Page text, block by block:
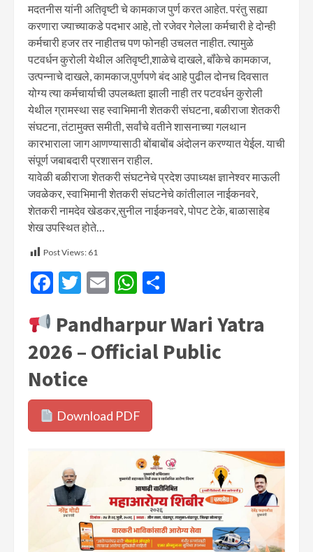
मदतनीस यांनी अतिवृष्टी चे कामकाज पुर्ण करत आहेत. परंतु सह्या
करणारा ज्याच्याकडे पदभार आहे, तो रजेवर गेलेला कर्मचारी हे दोन्ही
कर्मचारी हजर तर नाहीतच पण फोनही उचलत नाहीत. त्यामुळे
पटवर्धन कुरोली येथील अतिवृष्टी,शाळेचे दाखले, बॉंकेचे कामकाज,
उत्पन्नाचे दाखले, कामकाज,पुर्णपणे बंद आहे पुढील दोनच दिवसात
योग्य त्या कर्मचार्याची उपलब्धता झाली नाही तर पटवर्धन कुरोली
येथील ग्रामस्था सह स्वाभिमानी शेतकरी संघटना, बळीराजा शेतकरी
संघटना, तंटामुक्त समीती, सर्वांचे वतीने शासनाच्या गलथान
कारभाराला जाग आणण्यासाठी बोंबाबोंब अंदोलन करण्यात येईल. याची
संपूर्ण जबाबदारी प्रशासन राहील.
यावेळी बळीराजा शेतकरी संघटनेचे प्रदेश उपाध्यक्ष ज्ञानेश्वर माऊली
जवळेकर, स्वाभिमानी शेतकरी संघटनेचे कांतीलाल नाईकनवरे,
शेतकरी नामदेव खेडकर,सुनील नाईकनवरे, पोपट टेके, बाळासाहेब
शेख उपस्थित होते…
Post Views: 61
Facebook
Twitter
EmailWhatsApp
Pandharpur Wari Yatra
2026 – Official Public
Notice
Download PDF